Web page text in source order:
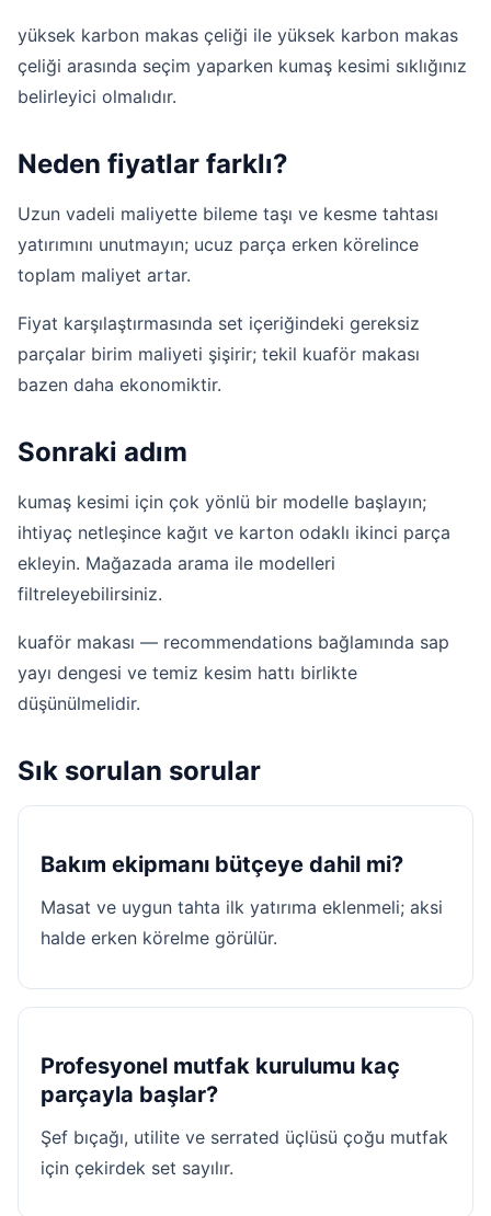
yüksek karbon makas çeliği ile yüksek karbon makas
çeliği arasında seçim yaparken kumaş kesimi sıklığınız
belirleyici olmalıdır.
Neden fiyatlar farklı?
Uzun vadeli maliyette bileme taşı ve kesme tahtası
yatırımını unutmayın; ucuz parça erken körelince
toplam maliyet artar.
Fiyat karşılaştırmasında set içeriğindeki gereksiz
parçalar birim maliyeti şişirir; tekil kuaför makası
bazen daha ekonomiktir.
Sonraki adım
kumaş kesimi için çok yönlü bir modelle başlayın;
ihtiyaç netleşince kağıt ve karton odaklı ikinci parça
ekleyin. Mağazada arama ile modelleri
filtreleyebilirsiniz.
kuaför makası — recommendations bağlamında sap
yayı dengesi ve temiz kesim hattı birlikte
düşünülmelidir.
Sık sorulan sorular
Bakım ekipmanı bütçeye dahil mi?
Masat ve uygun tahta ilk yatırıma eklenmeli; aksi
halde erken körelme görülür.
Profesyonel mutfak kurulumu kaç
parçayla başlar?
Şef bıçağı, utilite ve serrated üçlüsü çoğu mutfak
için çekirdek set sayılır.